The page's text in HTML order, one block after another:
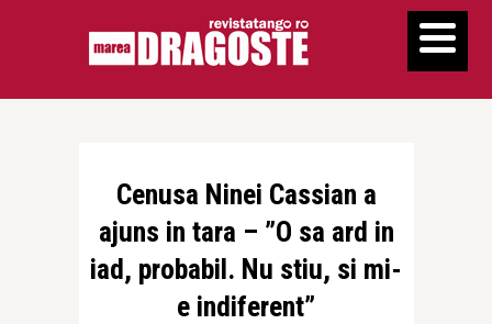
Cenusa Ninei Cassian a
ajuns in tara – ”O sa ard in
iad, probabil. Nu stiu, si mi-
e indiferent”